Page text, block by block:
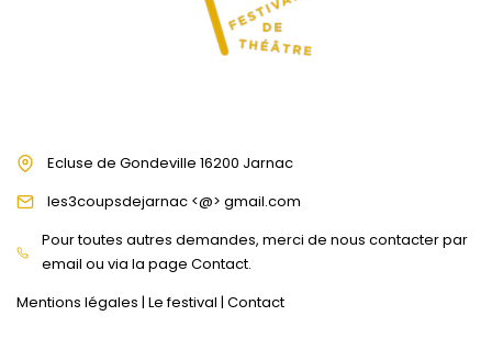
Ecluse de Gondeville 16200 Jarnac
les3coupsdejarnac <@> gmail.com
Pour toutes autres demandes, merci de nous contacter par
email ou via la page Contact.
Mentions légales | Le festival | Contact